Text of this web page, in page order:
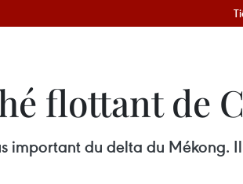
flottant de
important du delta du Mékong.